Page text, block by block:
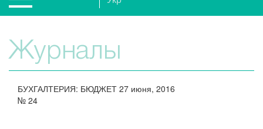
Журналы
БУХГАЛТЕРИЯ: БЮДЖЕТ 27 июня, 2016
№ 24